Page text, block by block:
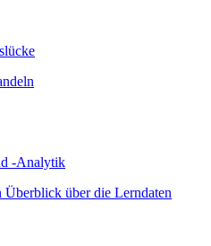
-Analytik
Überblick über die Lerndaten